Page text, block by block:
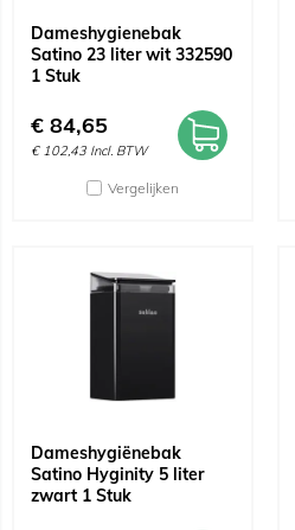
Dameshygienebak
Satino 23 liter wit 332590
1 Stuk
€ 84,65
€ 102,43 Incl. BTW
Vergelijken
Dameshygiënebak
Satino Hyginity 5 liter
zwart 1 Stuk